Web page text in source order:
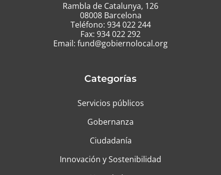
Rambla de Catalunya, 126
08008 Barcelona
Teléfono: 934 022 244
Fax: 934 022 292
Email: fund@gobiernolocal.org
Categorías
Servicios públicos
Gobernanza
Ciudadanía
Innovación y Sostenibilidad